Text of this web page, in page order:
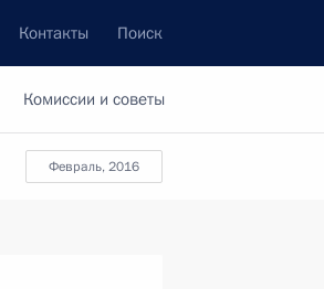
Контакты Поиск
Комиссии и советы
февраль, 2016